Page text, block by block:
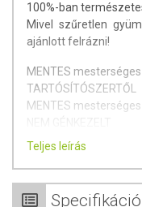
100%-ban
Mivel szűretlen
ajánlott felrázni!
MENTES mesterséges
TARTÓSÍTÓSZERTŐL
MENTES mesterséges
GLUTÉNMENTES
LAKTÓZMENTES
VEGÁN
A Pödör fehér
Teljes leírás
Specifikáció